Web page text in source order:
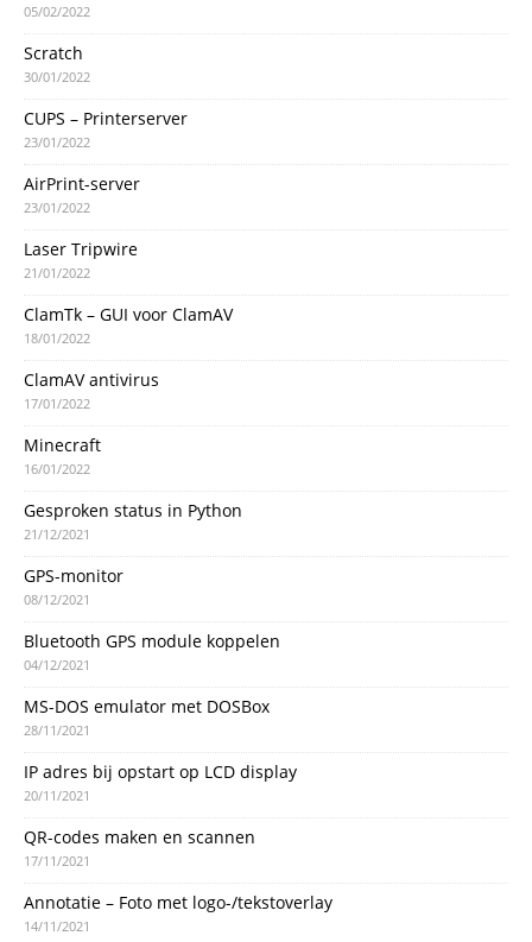
05/02/2022
Scratch
30/01/2022
CUPS – Printerserver
23/01/2022
AirPrint-server
23/01/2022
Laser Tripwire
21/01/2022
ClamTk – GUI voor ClamAV
18/01/2022
ClamAV antivirus
17/01/2022
Minecraft
16/01/2022
Gesproken status in Python
21/12/2021
GPS-monitor
08/12/2021
Bluetooth GPS module koppelen
04/12/2021
MS-DOS emulator met DOSBox
28/11/2021
IP adres bij opstart op LCD display
20/11/2021
QR-codes maken en scannen
17/11/2021
Annotatie – Foto met logo-/tekstoverlay
14/11/2021